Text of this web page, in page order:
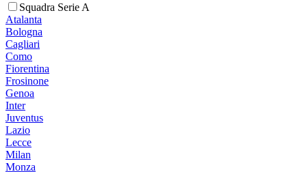
Squadra Serie A
Atalanta
Bologna
Cagliari
Como
Fiorentina
Frosinone
Genoa
Inter
Juventus
Lazio
Lecce
Milan
Monza